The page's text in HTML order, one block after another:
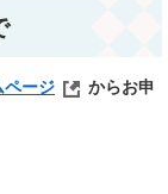
ページ
からお申